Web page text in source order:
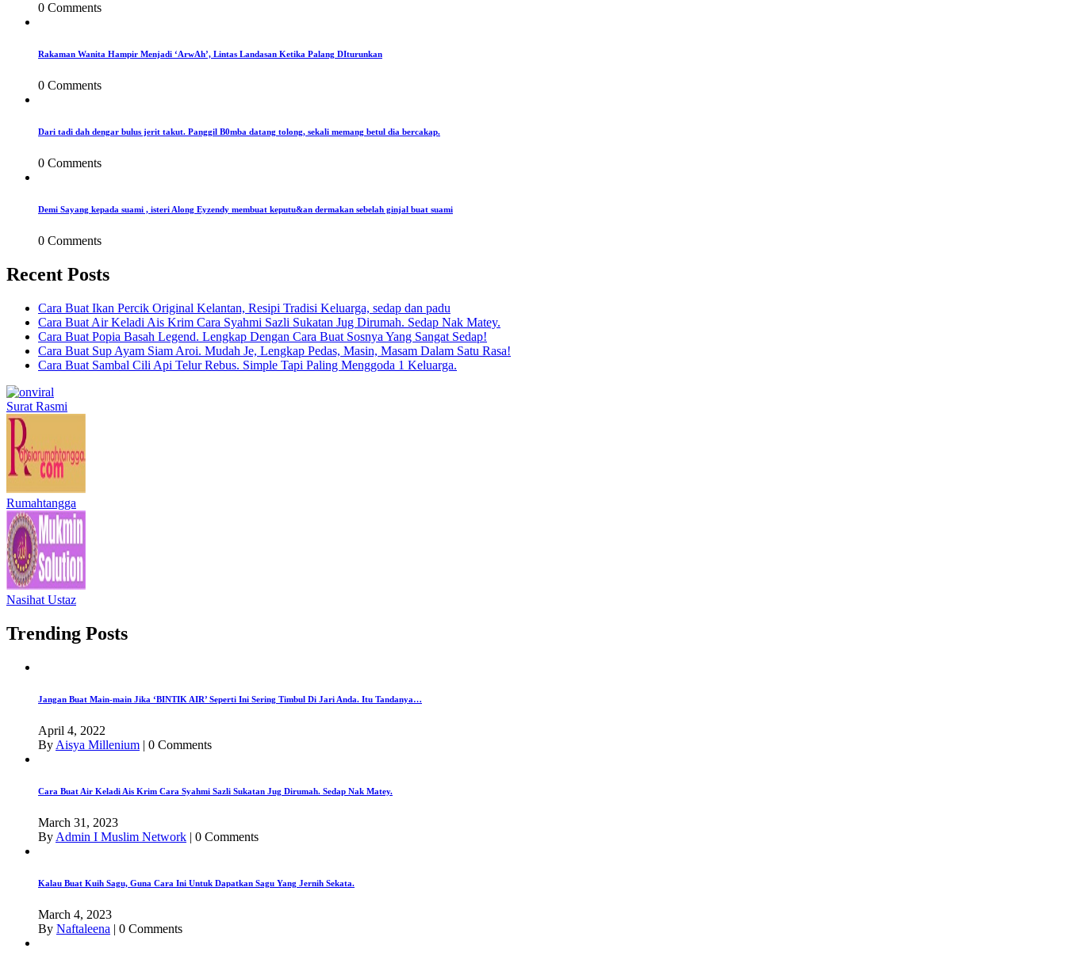
0 Comments
Rakaman Wanita Hampir Menjadi ‘ArwAh’, Lintas Landasan Ketika Palang DIturunkan
0 Comments
Dari tadi dah dengar bulus jerit takut. Panggil B0mba datang tolong, sekali memang betul dia bercakap.
0 Comments
Demi Sayang kepada suami , isteri Along Eyzendy membuat keputu&an dermakan sebelah ginjal buat suami
0 Comments
Recent Posts
Cara Buat Ikan Percik Original Kelantan, Resipi Tradisi Keluarga, sedap dan padu
Cara Buat Air Keladi Ais Krim Cara Syahmi Sazli Sukatan Jug Dirumah. Sedap Nak Matey.
Cara Buat Popia Basah Legend. Lengkap Dengan Cara Buat Sosnya Yang Sangat Sedap!
Cara Buat Sup Ayam Siam Aroi. Mudah Je, Lengkap Pedas, Masin, Masam Dalam Satu Rasa!
Cara Buat Sambal Cili Api Telur Rebus. Simple Tapi Paling Menggoda 1 Keluarga.
Surat Rasmi
Rumahtangga
Nasihat Ustaz
Trending Posts
Jangan Buat Main-main Jika ‘BINTIK AIR’ Seperti Ini Sering Timbul Di Jari Anda. Itu Tandanya…
April 4, 2022
By Aisya Millenium | 0 Comments
Cara Buat Air Keladi Ais Krim Cara Syahmi Sazli Sukatan Jug Dirumah. Sedap Nak Matey.
March 31, 2023
By Admin I Muslim Network | 0 Comments
Kalau Buat Kuih Sagu, Guna Cara Ini Untuk Dapatkan Sagu Yang Jernih Sekata.
March 4, 2023
By Naftaleena | 0 Comments